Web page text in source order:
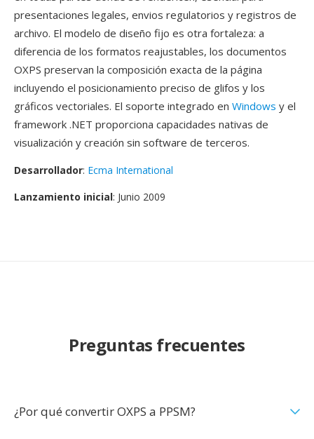
presentaciones legales, envios regulatorios y registros de
archivo. El modelo de diseño fijo es otra fortaleza: a
diferencia de los formatos reajustables, los documentos
OXPS preservan la composición exacta de la página
incluyendo el posicionamiento preciso de glifos y los
gráficos vectoriales. El soporte integrado en Windows y el
framework .NET proporciona capacidades nativas de
visualización y creación sin software de terceros.
Desarrollador: Ecma International
Lanzamiento inicial: Junio 2009
Preguntas frecuentes
¿Por qué convertir OXPS a PPSM?